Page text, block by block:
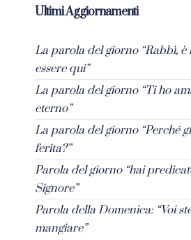
Ultimi Aggiornamenti
La parola del giorno “Rabbì, è
essere qui”
La parola del giorno “Ti ho
eterno”
La parola del giorno “Perché
ferita?”
Parola del giorno “hai
Signore”
Parola della Domenica: “Voi
mangiare”